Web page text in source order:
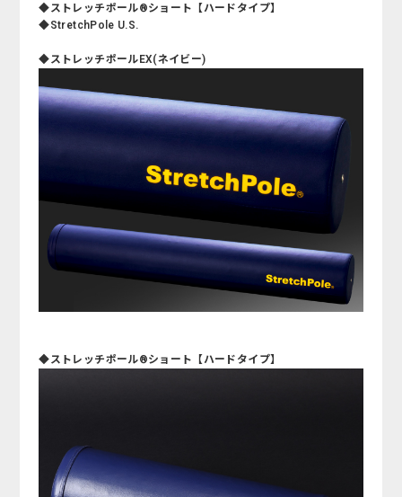
◆ストレッチポール®ショート【ハードタイプ】
◆StretchPole U.S.
◆ストレッチポールEX(ネイビー)
◆ストレッチポール®ショート【ハードタイプ】